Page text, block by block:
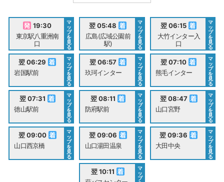
19:30
東京駅八重洲南
口
マ
ッ
プ
を
見
る
翌 05:48
広島(広域公園前
駅)
マ
ッ
プ
を
見
る
翌 06:15
大竹インター入
口
マ
ッ
プ
を
見
る
翌 06:29
岩国駅前
マ
ッ
プ
を
見
る
翌 06:57
玖珂インター
マ
ッ
プ
を
見
る
翌 07:10
熊毛インター
マ
ッ
プ
を
見
る
翌 07:31
徳山駅前
マ
ッ
プ
を
見
る
翌 08:11
防府駅前
マ
ッ
プ
を
見
る
翌 08:47
山口宮野
マ
ッ
プ
を
見
る
翌 09:00
山口西京橋
マ
ッ
プ
を
見
る
翌 09:06
山口湯田温泉
マ
ッ
プ
を
見
る
翌 09:36
大田中央
マ
ッ
プ
を
見
る
翌 10:11
マ
ッ
プ